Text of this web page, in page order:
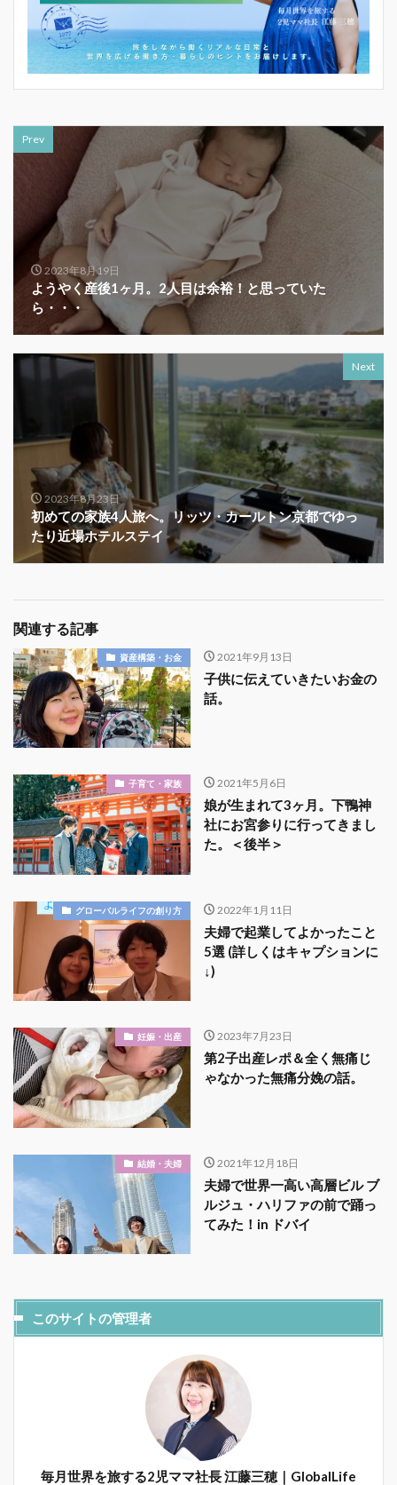
Prev
2023年8月19日
ようやく産後1ヶ月。2人目は余裕！と思っていた
ら・・・
Next
2023年8月23日
初めての家族4人旅へ。リッツ・カールトン京都でゆっ
たり近場ホテルステイ
関連する記事
資産構築・お金 2021年9月13日
子供に伝えていきたいお金の
話。
子育て・家族 2021年5月6日
娘が生まれて3ヶ月。下鴨神
社にお宮参りに行ってきまし
た。＜後半＞
グローバルライフの創り方 2022年1月11日
夫婦で起業してよかったこと
5選 (詳しくはキャプションに
↓)
妊娠・出産 2023年7月23日
第2子出産レポ＆全く無痛じ
ゃなかった無痛分娩の話。
結婚・夫婦 2021年12月18日
夫婦で世界一高い高層ビル ブ
ルジュ・ハリファの前で踊っ
てみた！in ドバイ
このサイトの管理者
毎月世界を旅する2児ママ社長 江藤三穂｜GlobalLife